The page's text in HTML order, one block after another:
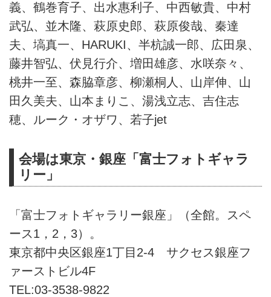
義、鶴巻育子、出水惠利子、中西敏貴、中村
武弘、並木隆、萩原史郎、萩原俊哉、秦達
夫、塙真一、HARUKI、半杭誠一郎、広田泉、
藤井智弘、伏見行介、増田雄彦、水咲奈々、
桃井一至、森脇章彦、柳瀬桐人、山岸伸、山
田久美夫、山本まりこ、湯浅立志、吉住志
穂、ルーク・オザワ、若子jet
会場は東京・銀座「富士フォトギャラ
リー」
「富士フォトギャラリー銀座」（全館。スペ
ース1，2，3）。
東京都中央区銀座1丁目2-4 サクセス銀座フ
ァーストビル4F
TEL:03-3538-9822